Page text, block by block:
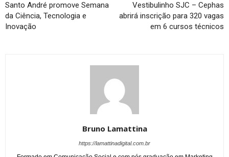
Santo André promove Semana
da Ciência, Tecnologia e
Inovação
Vestibulinho SJC – Cephas
abrirá inscrição para 320 vagas
em 6 cursos técnicos
Bruno Lamattina
https://lamattinadigital.com.br